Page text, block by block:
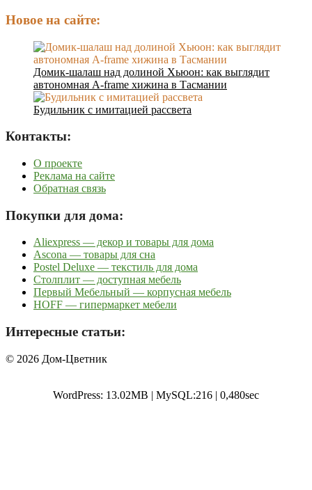
Новое на сайте:
Домик-шалаш над долиной Хьюон: как выглядит
автономная A-frame хижина в Тасмании
Будильник с имитацией рассвета
Контакты:
О проекте
Реклама на сайте
Обратная связь
Покупки для дома:
Aliexpress — декор и товары для дома
Ascona — товары для сна
Postel Deluxe — текстиль для дома
Столплит — доступная мебель
Первый Мебельный — корпусная мебель
HOFF — гипермаркет мебели
Интересные статьи:
© 2026 Дом-Цветник
WordPress: 13.02MB | MySQL:216 | 0,480sec